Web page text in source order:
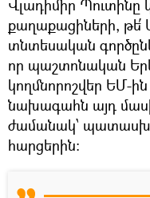
Վլադիմիր Պուտինը
քաղաքացիների, թե՛
տնտեսական
որ պաշտոնական
կողմնորոշվեր ԵՄ-
նախագահն այդ
ժամանակ՝
հարցերին։